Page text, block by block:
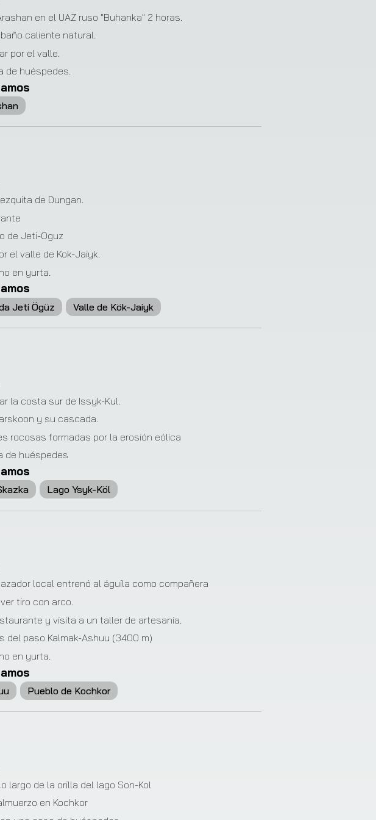
en el UAZ ruso "Buhanka" 2 horas.
caliente natural.
por el valle.
de huéspedes.
de Dungan.
de Jeti-Oguz
el valle de Kok-Jaiyk.
en yurta.
Jeti Ögüz Valle de Kök-Jaiyk
la costa sur de Issyk-Kul.
y su cascada.
rocosas formadas por la erosión eólica
de huéspedes
Lago Ysyk-Köl
local entrenó al águila como compañera
tiro con arco.
y visita a un taller de artesanía.
del paso Kalmak-Ashuu (3400 m)
en yurta.
Pueblo de Kochkor
largo de la orilla del lago Son-Kol
en Kochkor